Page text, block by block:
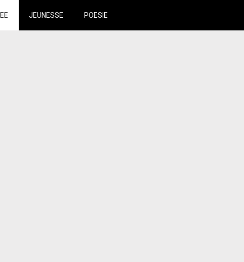
JEUNESSE POESIE